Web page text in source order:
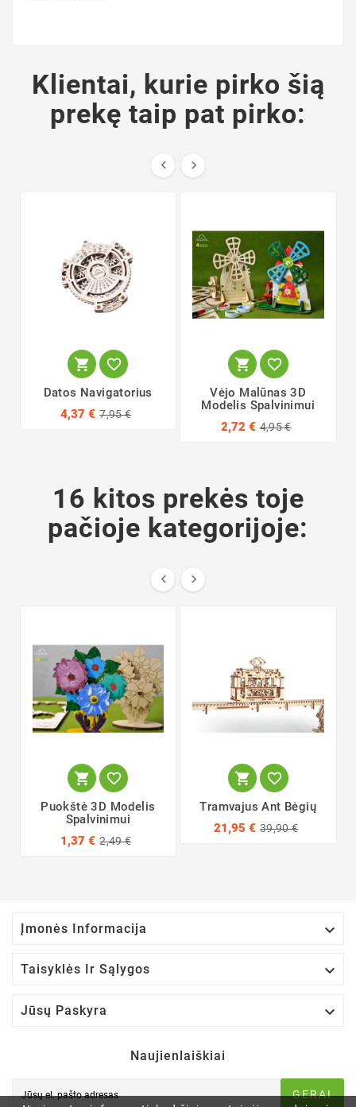
Klientai, kurie pirko šią
prekę taip pat pirko:
 
 
Datos Navigatorius
4,37 € 7,95 €
 
Vėjo Malūnas 3D
Modelis Spalvinimui
2,72 € 4,95 €
16 kitos prekės toje
pačioje kategorijoje:
 
 
Puokštė 3D Modelis
Spalvinimui
1,37 € 2,49 €
 
Tramvajus Ant Bėgių
21,95 € 39,90 €
Įmonės Informacija 
Taisyklės Ir Sąlygos 
Jūsų Paskyra 
Naujienlaiškiai
GERAI